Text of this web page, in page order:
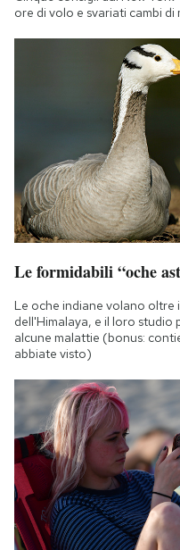
ore di volo e svariati cambi di
Le formidabili “oche
Le oche indiane volano oltre
dell'Himalaya, e il loro
alcune malattie (bonus:
abbiate visto)